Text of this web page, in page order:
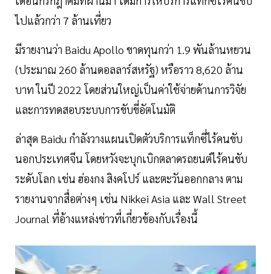
ไปแล้วกว่า 7 ล้านเที่ยว
มีรายงานว่า Baidu Apollo ขาดทุนกว่า 1.9 พันล้านหยวน
(ประมาณ 260 ล้านดอลลาร์สหรัฐ) หรือราว 8,620 ล้าน
บาท ในปี 2022 โดยส่วนใหญ่เป็นค่าใช้จ่ายด้านการวิจัย
และการทดสอบระบบการขับขี่อัตโนมัติ
ล่าสุด Baidu กำลังวางแผนเปิดตัวบริการแท็กซี่ไร้คนขับ
นอกประเทศจีน โดยหวังจะบุกเบิกตลาดรถยนต์ไร้คนขับ
ระดับโลก เช่น ฮ่องกง สิงคโปร์ และตะวันออกกลาง ตาม
รายงานจากสื่อต่างๆ เช่น Nikkei Asia และ Wall Street
Journal ที่อ้างแหล่งข่าวที่เกี่ยวข้องกับเรื่องนี้